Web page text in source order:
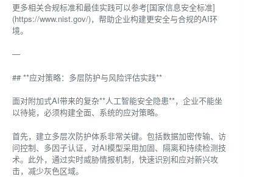
更多相关合规标准和最佳实践可以参考[国家信息安全标准]
(https://www.nist.gov/)，帮助企业构建更安全与合规的AI环
境。
—
## **应对策略：多层防护与风险评估实践**
面对附加式AI带来的复杂**人工智能安全隐患**，企业不能坐
以待毙，必须构建全面、系统的应对策略。
首先，建立多层次防护体系非常关键。包括数据加密传输、访
问控制、多因子认证，对AI模型采用加固、隔离和持续检测技
术。此外，通过实时威胁情报机制，快速识别和应对新兴攻
击，减少灰色区域。